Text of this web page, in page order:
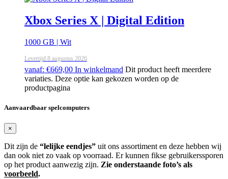
Xbox Series X | Digital Edition
1000 GB | Wit
Levertijd 8 augustus 2026
vanaf: €669,00 In winkelmand Dit product heeft meerdere
variaties. Deze optie kan gekozen worden op de
productpagina
Aanvaardbaar spelcomputers
×
Dit zijn de “lelijke eendjes” uit ons assortiment en deze hebben wij
dan ook niet zo vaak op voorraad. Er kunnen fikse gebruikerssporen
op het product aanwezig zijn. Zie onderstaande foto’s als
voorbeeld.